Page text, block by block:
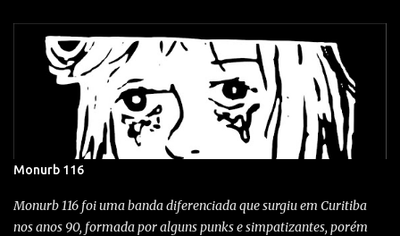
Monurb 116
Monurb 116 foi uma banda diferenciada que surgiu em Curitiba
nos anos 90, formada por alguns punks e simpatizantes, porém